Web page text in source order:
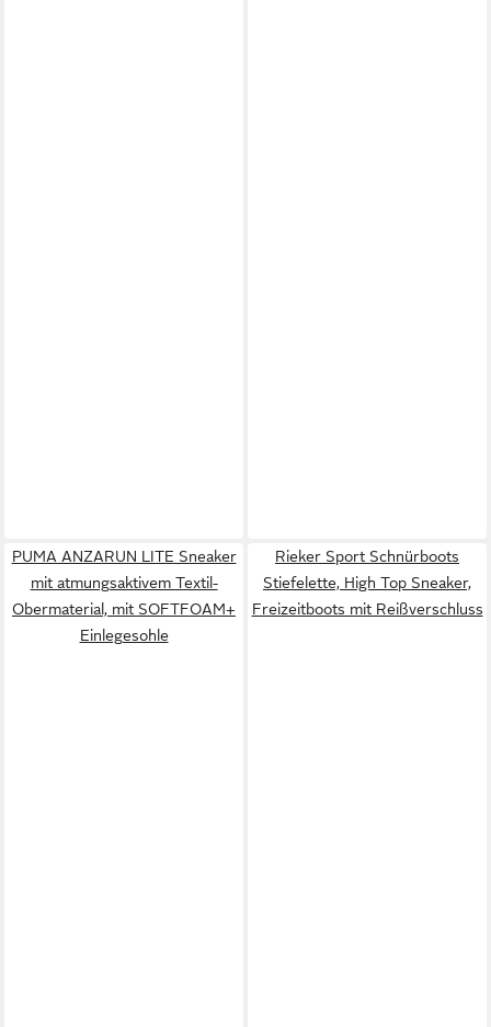
PUMA ANZARUN LITE Sneaker
mit atmungsaktivem Textil-
Obermaterial, mit SOFTFOAM+
Einlegesohle
Rieker Sport Schnürboots
Stiefelette, High Top Sneaker,
Freizeitboots mit Reißverschluss